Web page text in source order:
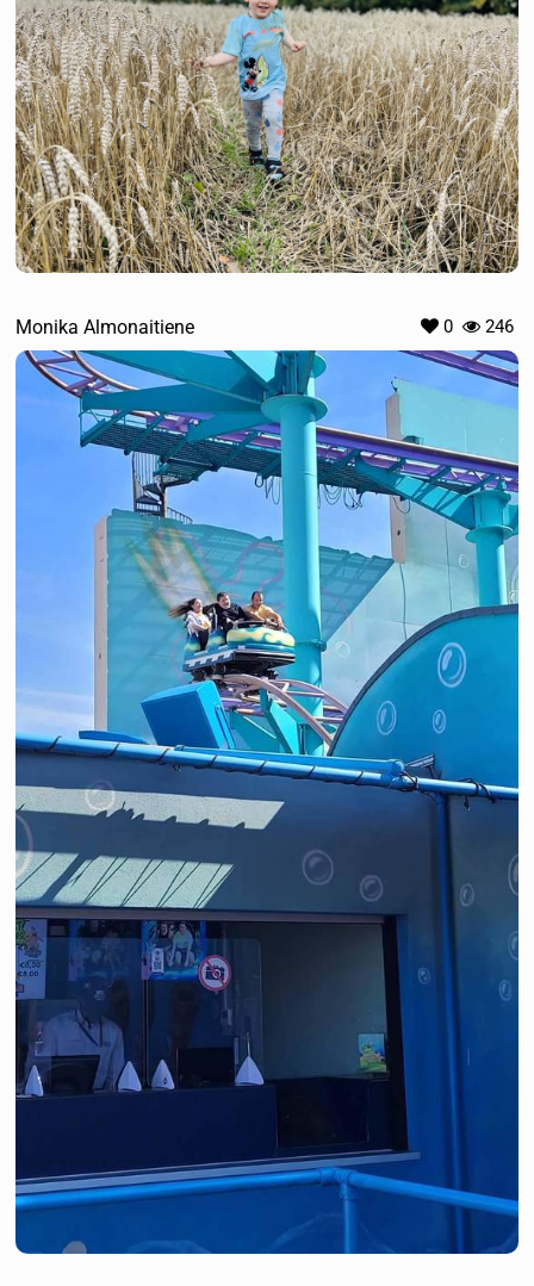
Monika Almonaitiene 0 246